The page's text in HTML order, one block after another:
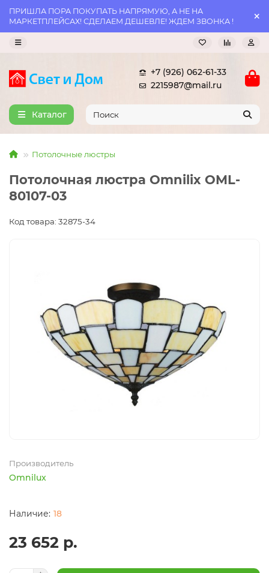
ПРИШЛА ПОРА ПОКУПАТЬ НАПРЯМУЮ, А НЕ НА
МАРКЕТПЛЕЙСАХ! СДЕЛАЕМ ДЕШЕВЛЕ! ЖДЕМ ЗВОНКА !
+7 (926) 062-61-33
2215987@mail.ru
Каталог
Потолочные люстры
Потолочная люстра Omnilix OML-
80107-03
Код товара: 32875-34
Производитель
Omnilux
18
23 652 р.